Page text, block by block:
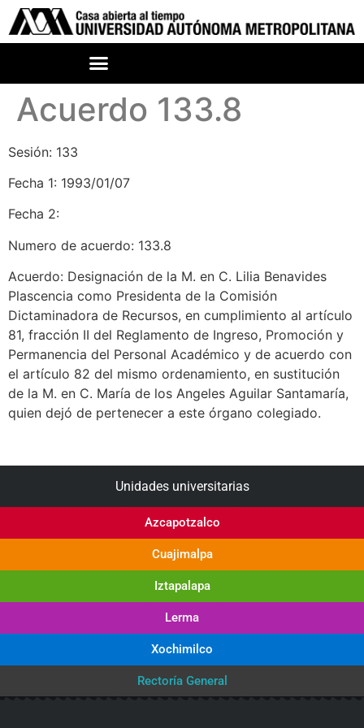
Acuerdo 133.8
Sesión: 133
Fecha 1: 1993/01/07
Fecha 2:
Numero de acuerdo: 133.8
Acuerdo: Designación de la M. en C. Lilia Benavides
Plascencia como Presidenta de la Comisión
Dictaminadora de Recursos, en cumplimiento al artículo
81, fracción II del Reglamento de Ingreso, Promoción y
Permanencia del Personal Académico y de acuerdo con
el artículo 82 del mismo ordenamiento, en sustitución
de la M. en C. María de los Angeles Aguilar Santamaría,
quien dejó de pertenecer a este órgano colegiado.
Unidades universitarias
Azcapotzalco
Cuajimalpa
Iztapalapa
Lerma
Xochimilco
Rectoría General